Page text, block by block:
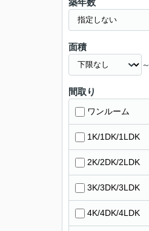
築年数
面積
～
間取り
ワンルーム
1K/1DK/1LDK
2K/2DK/2LDK
3K/3DK/3LDK
4K/4DK/4LDK